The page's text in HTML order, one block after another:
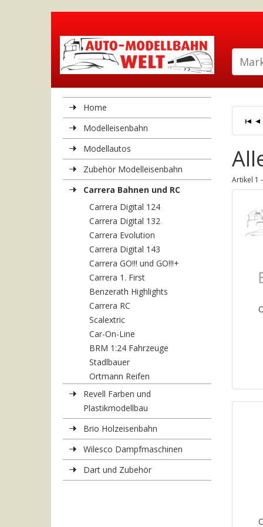
Home
Modelleisenbahn
Modellautos
Zubehör Modelleisenbahn
Carrera Bahnen und RC
Carrera Digital 124
Carrera Digital 132
Carrera Evolution
Carrera Digital 143
Carrera GO!!! und GO!!!+
Carrera 1. First
Benzerath Highlights
Carrera RC
Scalextric
Car-On-Line
BRM 1:24 Fahrzeuge
Stadlbauer
Ortmann Reifen
Revell Farben und
Plastikmodellbau
Brio Holzeisenbahn
Wilesco Dampfmaschinen
Dart und Zubehör
Artikel 1